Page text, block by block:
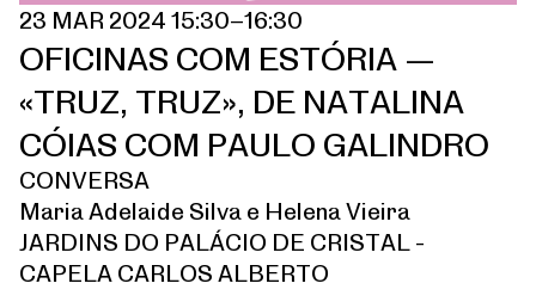
23 MAR 2024 15:30–16:30
OFICINAS COM ESTÓRIA —
«TRUZ, TRUZ», DE NATALINA
CÓIAS COM PAULO GALINDRO
CONVERSA
Maria Adelaide Silva e Helena Vieira
JARDINS DO PALÁCIO DE CRISTAL -
CAPELA CARLOS ALBERTO